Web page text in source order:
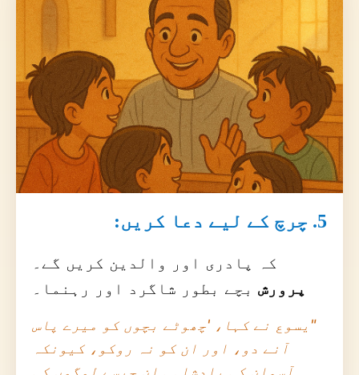
5. چرچ کے لیے دعا کریں:
کہ پادری اور والدین کریں گے۔
پرورش بچے بطور شاگرد اور رہنما۔
"یسوع نے کہا، 'چھوٹے بچوں کو میرے پاس
آنے دو، اور ان کو نہ روکو، کیونکہ
آسمان کی بادشاہی ان جیسے لوگوں کی